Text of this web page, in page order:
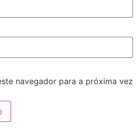
navegador para a próxima vez